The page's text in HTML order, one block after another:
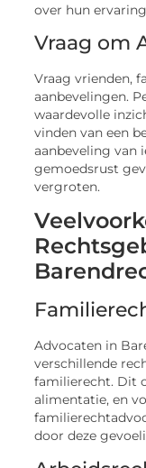
over hun
Vraag om
Vraag vrienden,
aanbevelingen.
waardevolle
vinden van een
aanbeveling van
gemoedsrust
vergroten.
Advocaten in
verschillende
familierecht. Dit
alimentatie, en
door deze